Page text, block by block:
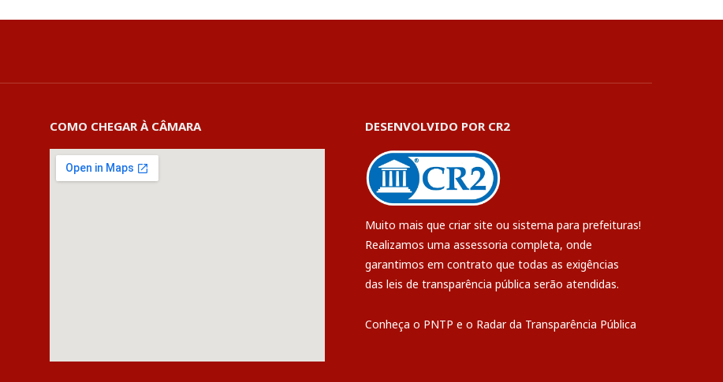
COMO CHEGAR À CÂMARA DESENVOLVIDO POR CR2
Muito mais que criar site ou sistema para prefeituras!
Realizamos uma assessoria completa, onde
garantimos em contrato que todas as exigências
das leis de transparência pública serão atendidas.
Conheça o PNTP e o Radar da Transparência Pública